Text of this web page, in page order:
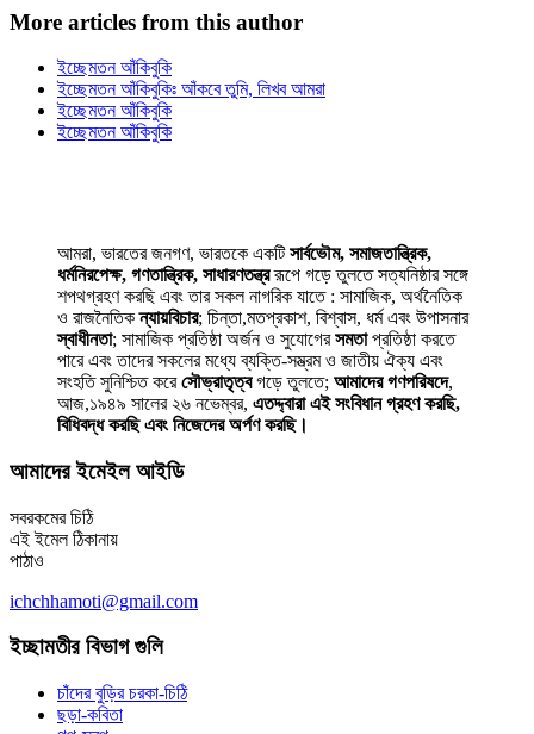
More articles from this author
ইচ্ছেমতন আঁকিবুকি
ইচ্ছেমতন আঁকিবুকিঃ আঁকবে তুমি, লিখব আমরা
ইচ্ছেমতন আঁকিবুকি
ইচ্ছেমতন আঁকিবুকি
আমরা, ভারতের জনগণ, ভারতকে একটিসার্বভৌম, সমাজতান্ত্রিক,
ধর্মনিরপেক্ষ, গণতান্ত্রিক, সাধারণতন্ত্ররূপে গড়ে তুলতে সত্যনিষ্ঠার সঙ্গে
শপথগ্রহণ করছি এবং তার সকল নাগরিক যাতে : সামাজিক, অর্থনৈতিক
ও রাজনৈতিকন্যায়বিচার; চিন্তা,মতপ্রকাশ, বিশ্বাস, ধর্ম এবং উপাসনার
স্বাধীনতা; সামাজিক প্রতিষ্ঠা অর্জন ও সুযোগেরসমতাপ্রতিষ্ঠা করতে
পারে এবং তাদের সকলের মধ্যে ব্যক্তি-সম্ভ্রম ও জাতীয় ঐক্য এবং
সংহতি সুনিশ্চিত করেসৌভ্রাতৃত্বগড়ে তুলতে; আমাদের গণপরিষদে,
আজ,১৯৪৯ সালের ২৬ নভেম্বর, এতদ্দ্বারা এই সংবিধান গ্রহণ করছি,
বিধিবদ্ধ করছি এবং নিজেদের অর্পণ করছি।
আমাদের ইমেইল আইডি
সবরকমের চিঠি
এই ইমেল ঠিকানায়
পাঠাও
ichchhamoti@gmail.com
ইচ্ছামতীর বিভাগ গুলি
চাঁদের বুড়ির চরকা-চিঠি
ছড়া-কবিতা